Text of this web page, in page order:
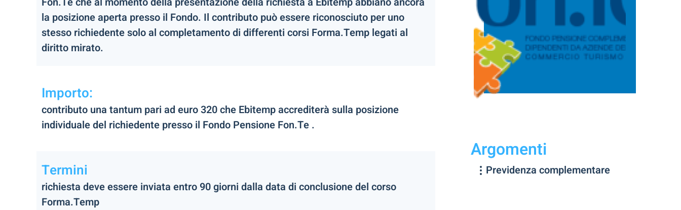
la posizione aperta presso il Fondo. Il contributo può essere riconosciuto per uno
stesso richiedente solo al completamento di differenti corsi Forma.Temp legati al
diritto mirato.
Importo:
contributo una tantum pari ad euro 320 che Ebitemp accrediterà sulla posizione
individuale del richiedente presso il Fondo Pensione Fon.Te .
Termini
richiesta deve essere inviata entro 90 giorni dalla data di conclusione del corso
Forma.Temp
Argomenti
Previdenza complementare